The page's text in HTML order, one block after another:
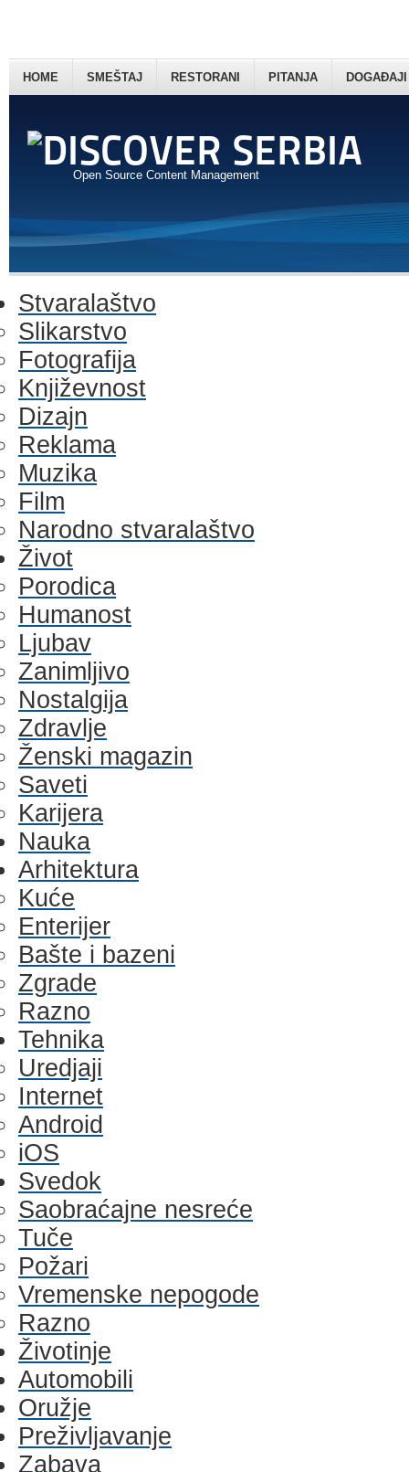
Open Source Content Management
HOME SMEŠTAJ RESTORANI PITANJA DOGAĐAJI
Stvaralaštvo
Slikarstvo
Fotografija
Književnost
Dizajn
Reklama
Muzika
Film
Narodno stvaralaštvo
Život
Porodica
Humanost
Ljubav
Zanimljivo
Nostalgija
Zdravlje
Ženski magazin
Saveti
Karijera
Nauka
Arhitektura
Kuće
Enterijer
Bašte i bazeni
Zgrade
Razno
Tehnika
Uredjaji
Internet
Android
iOS
Svedok
Saobraćajne nesreće
Tuče
Požari
Vremenske nepogode
Razno
Životinje
Automobili
Oružje
Preživljavanje
Zabava